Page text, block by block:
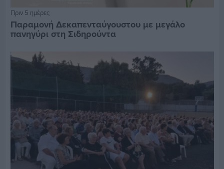
Πριν 5 ημέρες
Παραμονή Δεκαπενταύγουστου με μεγάλο
πανηγύρι στη Σιδηρούντα